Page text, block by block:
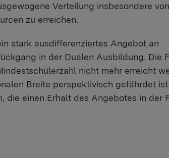
Verteilung insbesondere
zu erreichen.
stark ausdifferenziertes Angebot an
in der Dualen Ausbildung. Die
nicht mehr erreicht
Breite perspektivisch gefährdet
die einen Erhalt des Angebotes in der